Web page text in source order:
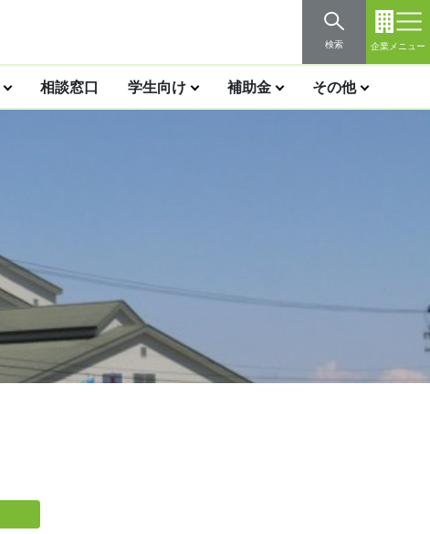
検索 企業メニュー
相談窓口 学生向け 補助金 その他